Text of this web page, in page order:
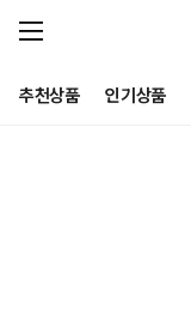
추천상품 인기상품